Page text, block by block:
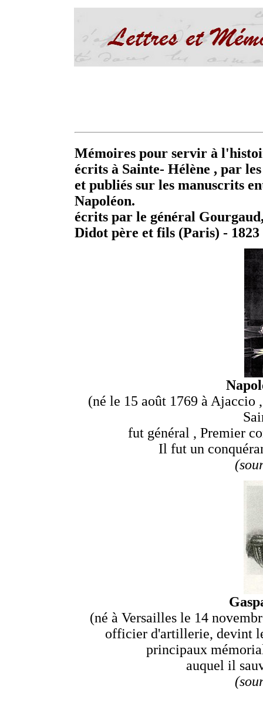
Mémoires pour servir à
écrits à Sainte- Hélène , par
et publiés sur les manuscrits
Napoléon.
écrits par le général
Didot père et fils (Paris) - 1823
(né le 15 août 1769 à
fut général , Premier
Il fut un
(né à Versailles le 14
officier d'artillerie, devint
principaux
auquel il